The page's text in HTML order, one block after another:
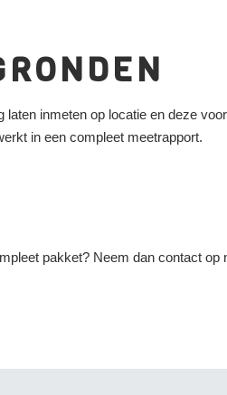
laten inmeten op locatie en deze
in een compleet meetrapport.
pakket? Neem dan contact op